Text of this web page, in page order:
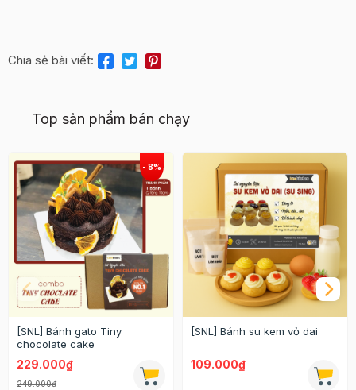
Chia sẻ bài viết:
Top sản phẩm bán chạy
[SNL] Bánh gato Tiny
chocolate cake
229.000₫
249.000₫
[SNL] Bánh su kem vỏ dai
109.000₫